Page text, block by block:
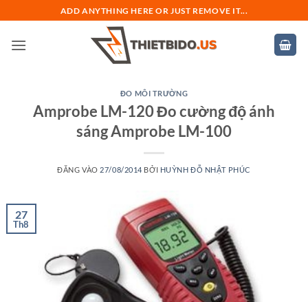
qua
nội
ADD ANYTHING HERE OR JUST REMOVE IT...
ĐO MÔI TRƯỜNG
Amprobe LM-120 Đo cường độ ánh
sáng Amprobe LM-100
ĐĂNG VÀO 27/08/2014 BỞI HUỲNH ĐỖ NHẬT PHÚC
27
Th8